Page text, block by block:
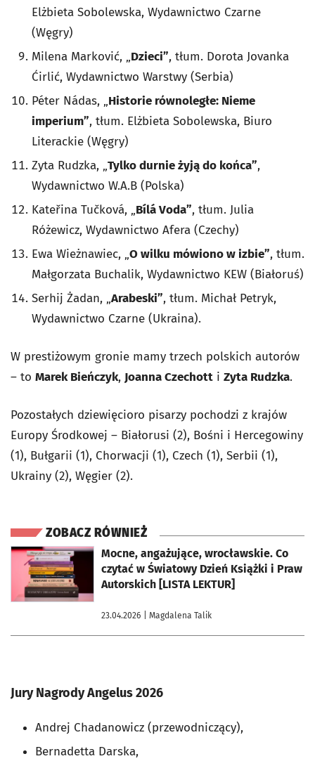
Elżbieta Sobolewska, Wydawnictwo Czarne
(Węgry)
Milena Marković, „Dzieci”, tłum. Dorota Jovanka
Ćirlić, Wydawnictwo Warstwy (Serbia)
Péter Nádas, „Historie równoległe: Nieme
imperium”, tłum. Elżbieta Sobolewska, Biuro
Literackie (Węgry)
Zyta Rudzka, „Tylko durnie żyją do końca”,
Wydawnictwo W.A.B (Polska)
Kateřina Tučková, „Bílá Voda”, tłum. Julia
Różewicz, Wydawnictwo Afera (Czechy)
Ewa Wieżnawiec, „O wilku mówiono w izbie”, tłum.
Małgorzata Buchalik, Wydawnictwo KEW (Białoruś)
Serhij Żadan, „Arabeski”, tłum. Michał Petryk,
Wydawnictwo Czarne (Ukraina).
W prestiżowym gronie mamy trzech polskich autorów
– to Marek Bieńczyk, Joanna Czechott i Zyta Rudzka.
Pozostałych dziewięcioro pisarzy pochodzi z krajów
Europy Środkowej – Białorusi (2), Bośni i Hercegowiny
(1), Bułgarii (1), Chorwacji (1), Czech (1), Serbii (1),
Ukrainy (2), Węgier (2).
ZOBACZ RÓWNIEŻ
Mocne, angażujące, wrocławskie. Co
czytać w Światowy Dzień Książki i Praw
Autorskich [LISTA LEKTUR]
23.04.2026 | Magdalena Talik
otworzy się w nowej karcie
Jury Nagrody Angelus 2026
Andrej Chadanowicz (przewodniczący),
Bernadetta Darska,